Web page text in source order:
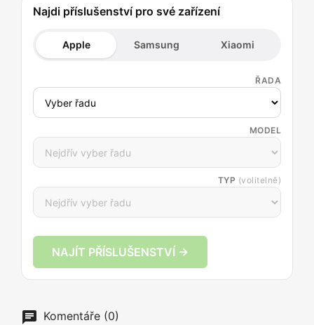
Najdi příslušenství pro své zařízení
Apple Samsung Xiaomi
ŘADA
MODEL
TYP (volitelně)
NAJÍT PŘÍSLUŠENSTVÍ →
Komentáře (0)